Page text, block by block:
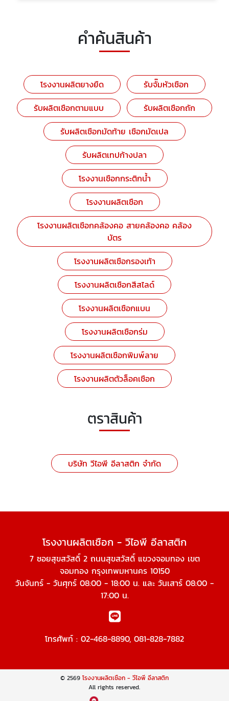
คำค้นสินค้า
โรงงานผลิตยางยืด
รับจั๊มหัวเชือก
รับผลิตเชือกตามแบบ
รับผลิตเชือกถัก
รับผลิตเชือกมัดท้าย เชือกมัดเปล
รับผลิตเทปก้างปลา
โรงงานเชือกกระติกน้ำ
โรงงานผลิตเชือก
โรงงานผลิตเชือกคล้องคอ สายคล้องคอ คล้อง
บัตร
โรงงานผลิตเชือกรองเท้า
โรงงานผลิตเชือกสีสไลด์
โรงงานผลิตเชือกแบน
โรงงานผลิตเชือกร่ม
โรงงานผลิตเชือกพิมพ์ลาย
โรงงานผลิตตัวล็อคเชือก
ตราสินค้า
บริษัท วีไอพี อีลาสติก จำกัด
โรงงานผลิตเชือก - วีไอพี อีลาสติก
7 ซอยสุขสวัสดิ์ 2 ถนนสุขสวัสดิ์ แขวงจอมทอง เขต
จอมทอง กรุงเทพมหานคร 10150
วันจันทร์ - วันศุกร์ 08:00 - 18:00 น. และ วันเสาร์ 08:00 -
17:00 น.
โทรศัพท์ : 02-468-8890, 081-828-7882
© 2569 โรงงานผลิตเชือก - วีไอพี อีลาสติก
All rights reserved.